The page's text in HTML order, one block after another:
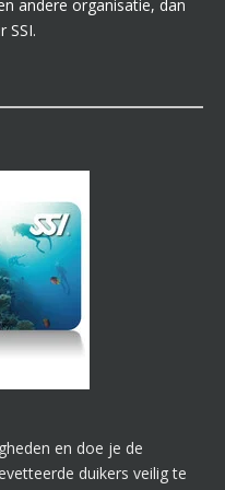
andere organisatie, dan
SSI.
en doe je de
duikers veilig te